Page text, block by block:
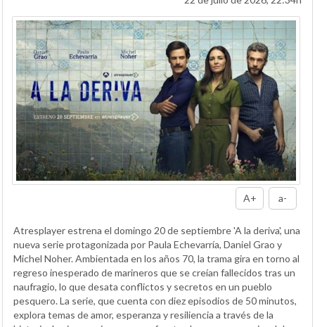
A+ a-
Atresplayer estrena el domingo 20 de septiembre 'A la deriva', una
nueva serie protagonizada por Paula Echevarría, Daniel Grao y
Michel Noher. Ambientada en los años 70, la trama gira en torno al
regreso inesperado de marineros que se creían fallecidos tras un
naufragio, lo que desata conflictos y secretos en un pueblo
pesquero. La serie, que cuenta con diez episodios de 50 minutos,
explora temas de amor, esperanza y resiliencia a través de la